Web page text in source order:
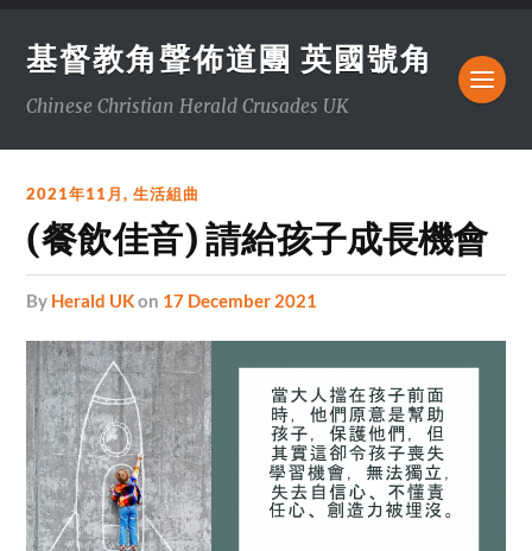
基督教角聲佈道團 英國號角
Chinese Christian Herald Crusades UK
2021年11月,生活組曲
(餐飲佳音) 請給孩子成長機會
by Herald UKon 17 December 2021